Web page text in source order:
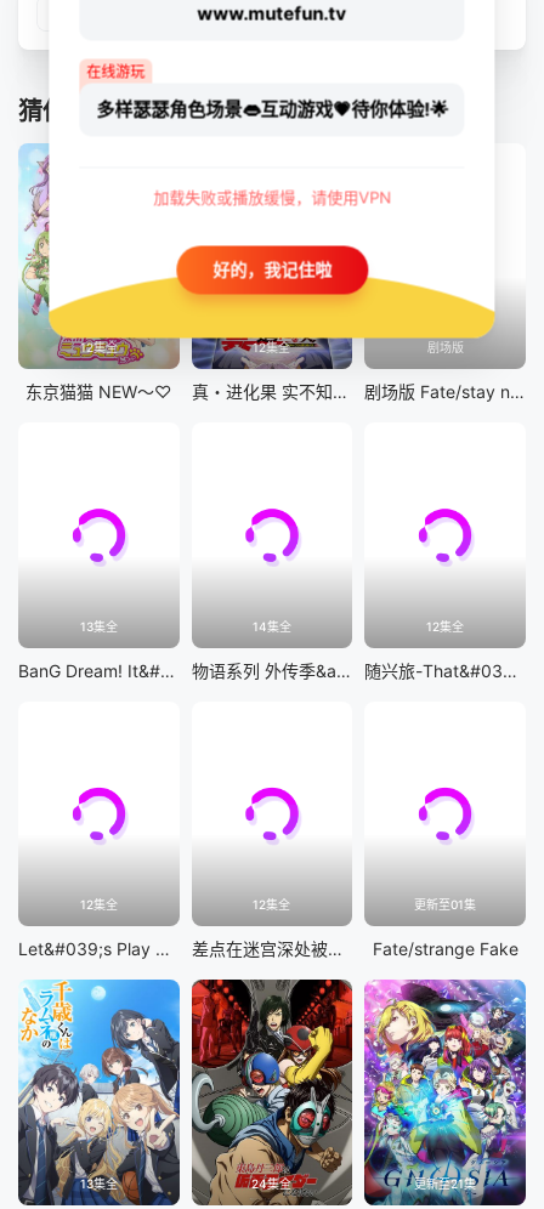
第06集 第07集
猜你喜欢
12集全
东京猫猫 NEW～♡
12集全
真・进化果 实不知不觉踏上胜利的人生
剧场版
剧场版 Fate/stay night [Heaven&#039;s Feel] III.spring song
13集全
BanG Dream! It&#039;s MyGO!!!!!
14集全
物语系列 外传季&amp;怪物季
12集全
随兴旅-That&#039;s Journey-
12集全
Let&#039;s Play 充满挑战的人生
12集全
差点在迷宫深处被信任的伙伴杀掉，但靠着天赐技能「无限扭蛋」获得等级9999的伙伴，我要向前队友和世界展开复仇&amp;「给他们好看！」
更新至01集
Fate/strange Fake
13集全 24集全 更新至21集
www.mutefun.tv
在线游玩
多样瑟瑟角色场景👄互动游戏💗待你体验!🌟
加载失败或播放缓慢，请使用VPN
好的，我记住啦